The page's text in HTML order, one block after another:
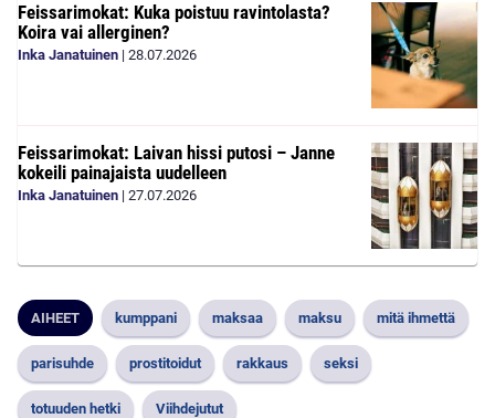
Feissarimokat: Kuka poistuu ravintolasta?
Koira vai allerginen?
Inka Janatuinen | 28.07.2026
Feissarimokat: Laivan hissi putosi – Janne
kokeili painajaista uudelleen
Inka Janatuinen | 27.07.2026
AIHEET kumppani maksaa maksu mitä ihmettä
parisuhde prostitoidut rakkaus seksi
totuuden hetki Viihdejutut